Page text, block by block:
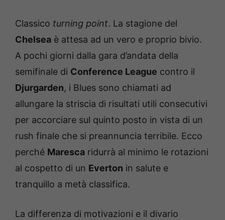
Classico turning point. La stagione del
Chelsea è attesa ad un vero e proprio bivio.
A pochi giorni dalla gara d’andata della
semifinale di Conference League contro il
Djurgarden, i Blues sono chiamati ad
allungare la striscia di risultati utili consecutivi
per accorciare sul quinto posto in vista di un
rush finale che si preannuncia terribile. Ecco
perché Maresca ridurrà al minimo le rotazioni
al cospetto di un Everton in salute e
tranquillo a metà classifica.
La differenza di motivazioni e il divario